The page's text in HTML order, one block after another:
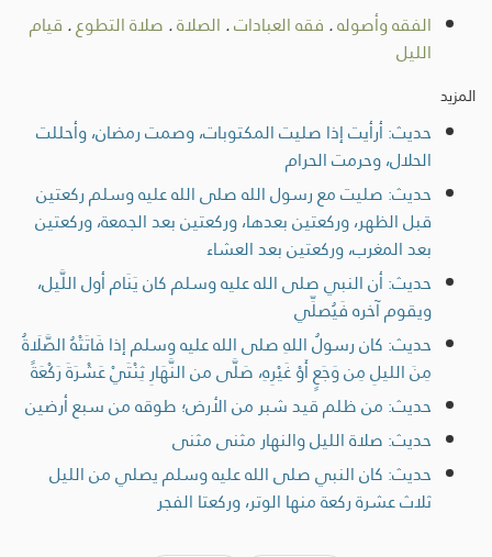
الفقه وأصوله. فقه العبادات. الصلاة. صلاة التطوع. قيام
الليل
المزيد
حديث: أرأيت إذا صليت المكتوبات، وصمت رمضان، وأحللت
الحلال، وحرمت الحرام
حديث: صليت مع رسول الله صلى الله عليه وسلم ركعتين
قبل الظهر، وركعتين بعدها، وركعتين بعد الجمعة، وركعتين
بعد المغرب، وركعتين بعد العشاء
حديث: أن النبي صلى الله عليه وسلم كان يَنَام أول اللَّيل،
ويقوم آخره فَيُصلِّي
حديث: كان رسولُ اللهِ صلى الله عليه وسلم إذا فَاتَتْهُ الصَّلَاةُ
مِنَ الليلِ مِن وَجَعٍ أَوْ غَيْرِهِ، صَلَّى من النَّهَارِ ثِنْتَيْ عَشْرَةَ رَكْعَةً
حديث: من ظلم قيد شبر من الأرض؛ طوقه من سبع أرضين
حديث: صلاة الليل والنهار مثنى مثنى
حديث: كان النبي صلى الله عليه وسلم يصلي من الليل
ثلاث عشرة ركعة منها الوتر، وركعتا الفجر